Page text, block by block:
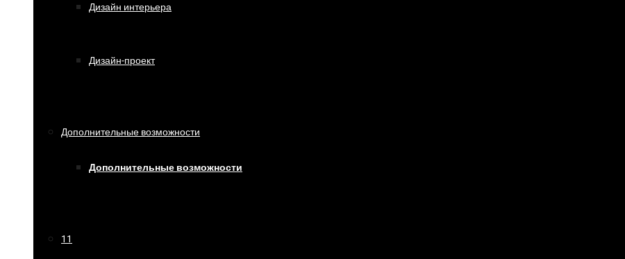
Дизайн интерьера
Дизайн-проект
Дополнительные возможности
Дополнительные возможности
11